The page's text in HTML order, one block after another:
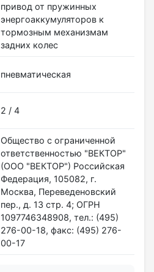
привод от пружинных
энергоаккумуляторов к
тормозным механизмам
задних колес
пневматическая
2 / 4
Общество с ограниченной
ответственностью "ВЕКТОР"
(ООО "ВЕКТОР") Российская
Федерация, 105082, г.
Москва, Переведеновский
пер., д. 13 стр. 4; ОГРН
1097746348908, тел.: (495)
276-00-18, факс: (495) 276-
00-17